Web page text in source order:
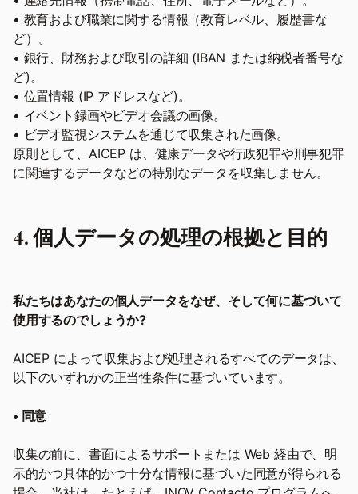
• 教育および職業に関する情報（教育レベル、履歴書な
ど）。
• 銀行、財務および取引の詳細 (IBAN または納税者番号な
ど)。
• 位置情報 (IP アドレスなど)。
• イベント録画やビデオ会議の画像。
• ビデオ監視システムを通じて収集された画像。
原則として、AICEP は、健康データや行政犯罪や刑事犯罪
に関連するデータなどの特別なデータを収集しません。
4. 個人データの処理の根拠と目的
私たちはあなたの個人データをなぜ、そして何に基づいて
使用するのでしょうか?
AICEP によって収集および処理されるすべてのデータは、
以下のいずれかの正当性条件に基づいています。
• 同意
収集の前に、書面によるサポートまたは Web 経由で、明
示的かつ具体的かつ十分な情報に基づいた同意が得られる